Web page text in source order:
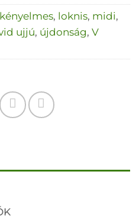
kényelmes, loknis, midi,
ujjú, újdonság, V